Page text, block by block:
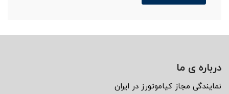
درباره ی ما
نمايندگى مجاز كياموتورز در ايران